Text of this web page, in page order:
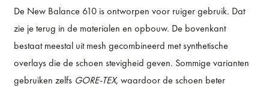
De New Balance 610 is ontworpen voor ruiger gebruik. Dat
zie je terug in de materialen en opbouw. De bovenkant
bestaat meestal uit mesh gecombineerd met synthetische
overlays die de schoen stevigheid geven. Sommige varianten
gebruiken zelfs GORE-TEX, waardoor de schoen beter